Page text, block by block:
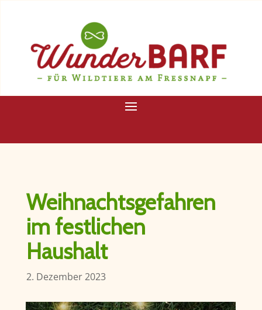
Weihnachtsgefahren
im festlichen
Haushalt
2. Dezember 2023